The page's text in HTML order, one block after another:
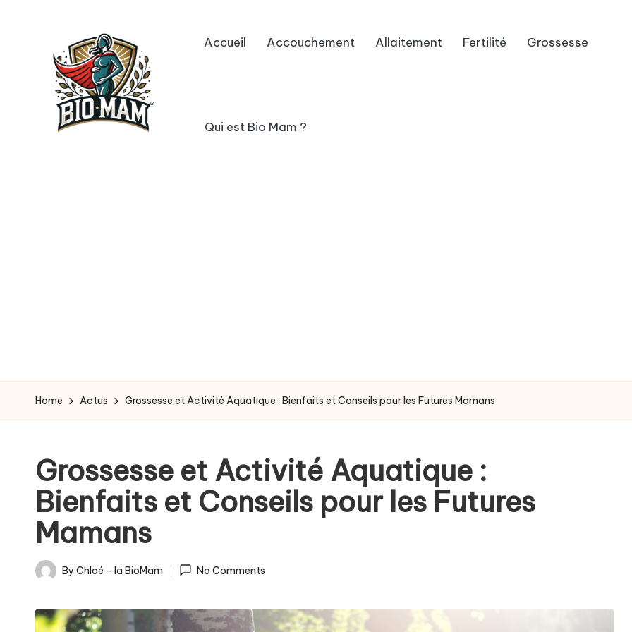
r
o
s
e
s
s
e
Accueil Accouchement Allaitement Fertilité Grossesse
Qui est Bio Mam ?
Home Actus Grossesse et Activité Aquatique : Bienfaits et Conseils pour les Futures Mamans
Grossesse et Activité Aquatique :
Bienfaits et Conseils pour les Futures
Mamans
Posted
By Chloé - la BioMam No Comments